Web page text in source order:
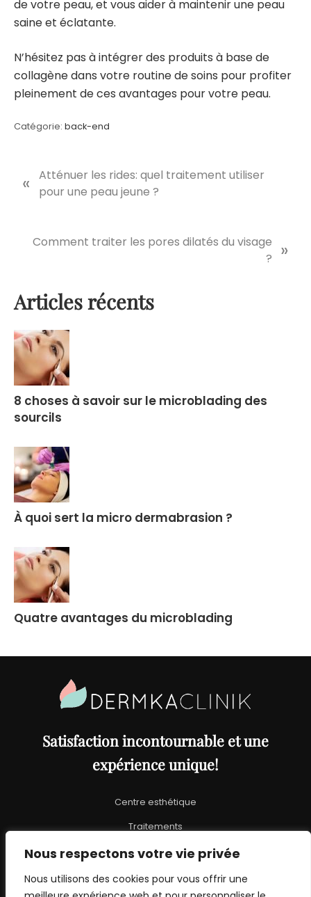
Nous respectons votre vie privée
Nous utilisons des cookies pour vous offrir une
de votre peau, et vous aider à maintenir une peau
saine et éclatante.
N’hésitez pas à intégrer des produits à base de
collagène dans votre routine de soins pour profiter
pleinement de ces avantages pour votre peau.
Catégorie: back-end
r
P
s
t
:
«
Atténuer les rides: quel traitement utiliser
pour une peau jeune ?
P
s
t
:
Comment traiter les pores dilatés du visage
?
»
Primary
Sidebar
Articles récents
8 choses à savoir sur le microblading des
sourcils
À quoi sert la micro dermabrasion ?
Quatre avantages du microblading
Footer
Satisfaction incontournable et une
expérience unique!
Centre esthétique
Traitements
Promotions
À propos